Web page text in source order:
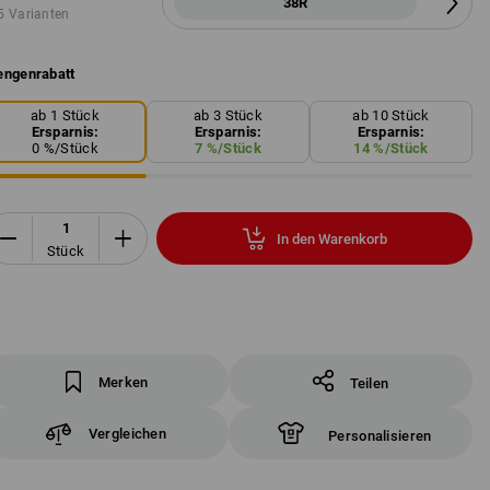
Varianten
ab 1 Stück
Ersparnis:
0 %/Stück
ab 3 Stück
Ersparnis:
7 %/Stück
ab 10 Stück
Ersparnis:
14 %/Stück
Stück
In den Warenkorb
Merken Teilen
Vergleichen Personalisieren